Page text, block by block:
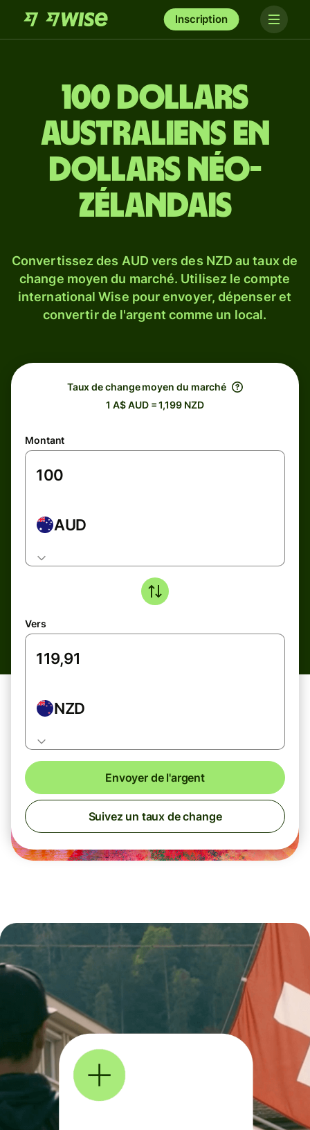
Inscription
100 dollars
australiens en
dollars néo-
zélandais
Convertissez des AUD vers des NZD au taux de
change moyen du marché. Utilisez le compte
international Wise pour envoyer, dépenser et
convertir de l'argent comme un local.
Taux de change moyen du marché
1 A$ AUD = 1,199 NZD
Montant
AUD
Vers
NZD
Envoyer de l'argent
Suivez un taux de change